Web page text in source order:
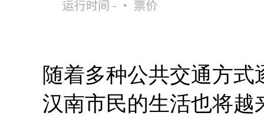
随着多种公共交通方式
汉南市民的生活也将越